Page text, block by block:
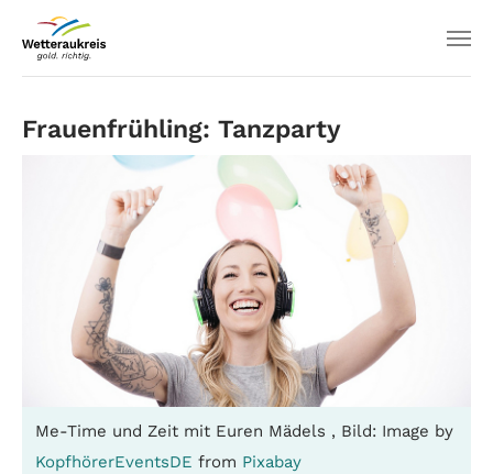
Frauenfrühling: Tanzparty
Me-Time und Zeit mit Euren Mädels , Bild: Image by
KopfhörerEventsDE from Pixabay